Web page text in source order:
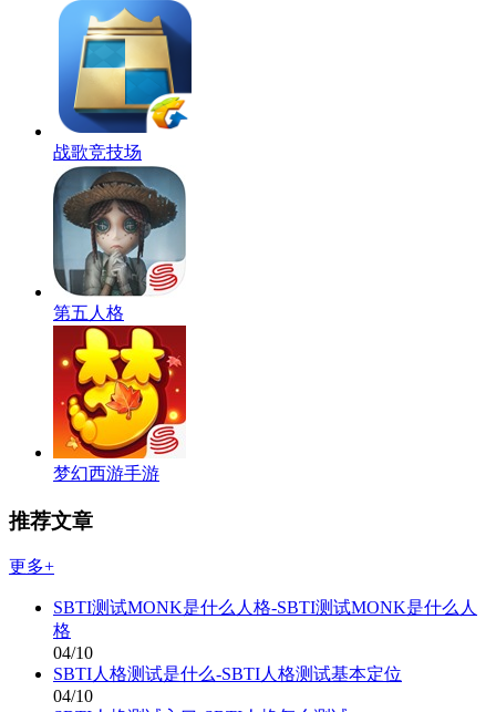
战歌竞技场
第五人格
梦幻西游手游
推荐文章
更多+
SBTI测试MONK是什么人格-SBTI测试MONK是什么人
格
04/10
SBTI人格测试是什么-SBTI人格测试基本定位
04/10